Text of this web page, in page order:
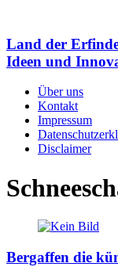
Land der
Ideen und
Über uns
Kontakt
Impressum
Disclaimer
Bergaffen die